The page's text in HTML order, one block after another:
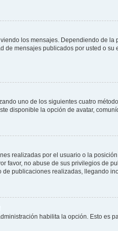
los mensajes. Dependiendo de
mensajes publicados por usted o
uno de los siguientes cuatro
disponible la opción de avatar,
realizadas por el usuario o la
favor, no abuse de sus privilegios de
publicaciones realizadas, llegando
habilita la opción. Esto es